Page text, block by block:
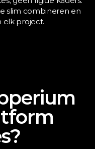
slim combineren en
elk project.